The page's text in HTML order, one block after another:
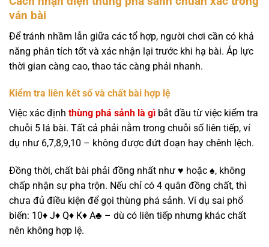
ván bài
Để tránh nhầm lẫn giữa các tổ hợp, người chơi cần có khả
năng phân tích tốt và xác nhận lại trước khi hạ bài. Áp lực
thời gian càng cao, thao tác càng phải nhanh.
Kiểm tra liên kết số và chất bài hợp lệ
Việc xác định thùng phá sảnh là gì bắt đầu từ việc kiểm tra
chuỗi 5 lá bài. Tất cả phải nằm trong chuỗi số liên tiếp, ví
dụ như 6,7,8,9,10 – không được đứt đoạn hay chênh lệch.
Đồng thời, chất bài phải đồng nhất như ♥ hoặc ♠, không
chấp nhận sự pha trộn. Nếu chỉ có 4 quân đồng chất, thì
chưa đủ điều kiện để gọi thùng phá sảnh. Ví dụ sai phổ
biến: 10♦ J♦ Q♦ K♦ A♣ – dù có liên tiếp nhưng khác chất
nên không hợp lệ.